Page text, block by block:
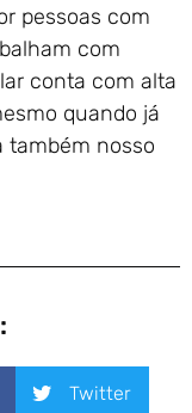
pessoas com
com
conta com alta
quando já
também nosso
Twitter